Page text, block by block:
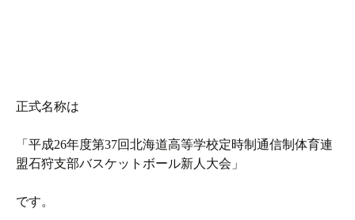
正式名称は
「平成26年度第37回北海道高等学校定時制通信制体育連
盟石狩支部バスケットボール新人大会」
です。